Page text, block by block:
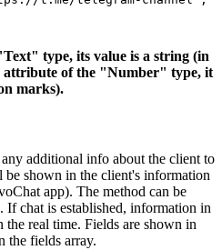
type, its value is a string (in
attribute of the "Number" type, it
marks).
additional info about the client to
shown in the client's information
app). The method can be
If chat is established, information in
real time. Fields are shown in
the fields array.